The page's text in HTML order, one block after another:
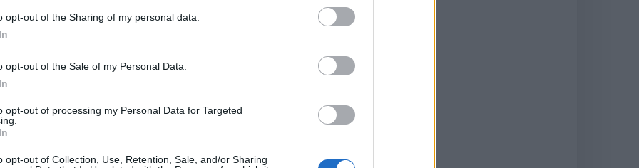
opt-out of the Sharing of my personal data.
opt-out of the Sale of my Personal Data.
opt-out of processing my Personal Data for Targeted
opt-out of Collection, Use, Retention, Sale, and/or Sharing
TGS Occitanie Game Show Montpellier (anciennement
prend de nouveau ses quartiers au Parc des Expositions à
26 mars 2023 pour vous présenter le meilleur de la pop
créatifs et Do It Yourself (DIY)
pour les adeptes des loisirs créatifs et du Do It
au Parc des Expositions du jeudi 19 au dimanche 22 novembre
d'inspirations, d'ateliers, d'astuces et de techniques
niveau.